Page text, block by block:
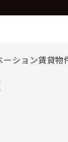
ション賃貸物